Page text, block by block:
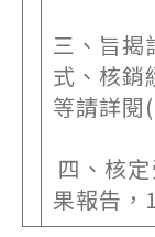
三、旨揭
式、核銷
等請詳閱
四、核
果報告，